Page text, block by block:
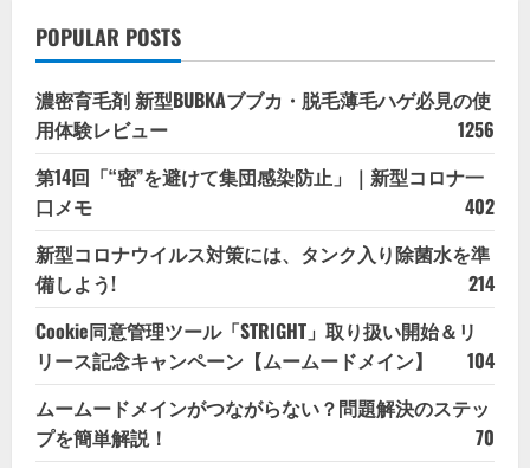
POPULAR POSTS
濃密育毛剤 新型BUBKAブブカ・脱毛薄毛ハゲ必見の使
用体験レビュー
1256
第14回「“密”を避けて集団感染防止」｜新型コロナ一
口メモ
402
新型コロナウイルス対策には、タンク入り除菌水を準
備しよう!
214
Cookie同意管理ツール「STRIGHT」取り扱い開始＆リ
リース記念キャンペーン【ムームードメイン】
104
ムームードメインがつながらない？問題解決のステッ
プを簡単解説！
70